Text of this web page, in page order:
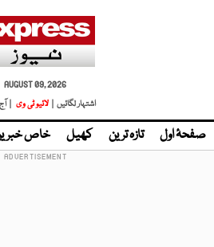
AUGUST 09, 2026
اشتہار لگائیں |
لائیو ٹی وی |
صفحۂ اول تازہ ترین کھیل خاص